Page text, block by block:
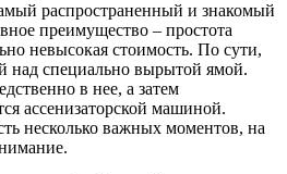
распространенный и знакомый
преимущество – простота
невысокая стоимость. По сути,
над специально вырытой ямой.
в нее, а затем
ассенизаторской машиной.
несколько важных моментов, на